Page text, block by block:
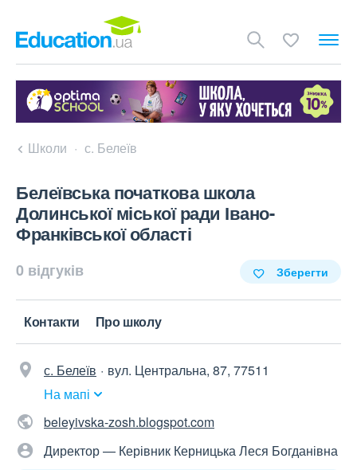
Школи с. Белеїв
Белеївська початкова школа
Долинської міської ради Івано-
Франківської області
0 відгуків Зберегти
Контакти Про школу
с. Белеїв
вул. Центральна, 87, 77511
На мапі
beleyivska-zosh.blogspot.com
Директор — Керівник Керницька Леся Богданівна